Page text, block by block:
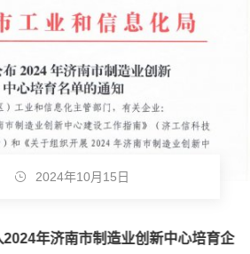
2024年10月15日
年济南市制造业创新中心培育企